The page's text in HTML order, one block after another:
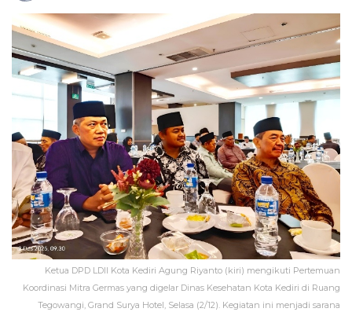
Ketua DPD LDII Kota Kediri Agung Riyanto (kiri) mengikuti Pertemuan
Koordinasi Mitra Germas yang digelar Dinas Kesehatan Kota Kediri di Ruang
Tegowangi, Grand Surya Hotel, Selasa (2/12). Kegiatan ini menjadi sarana